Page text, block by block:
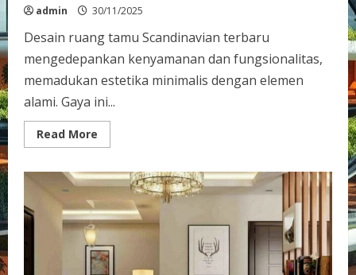
admin 30/11/2025
Desain ruang tamu Scandinavian terbaru
mengedepankan kenyamanan dan fungsionalitas,
memadukan estetika minimalis dengan elemen
alami. Gaya ini...
Read More
more
Ruang
Tamu
Scandinavian
Terbaru
Ide
Segar
untuk
Hunian
Modern